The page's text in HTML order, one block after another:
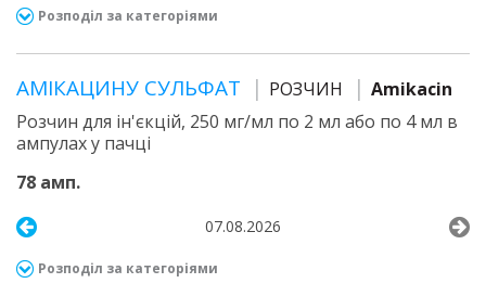
Розподіл за категоріями
АМІКАЦИНУ СУЛЬФАТ РОЗЧИН
Amikacin
Розчин для ін'єкцій, 250 мг/мл по 2 мл або по 4 мл в
ампулах у пачці
78 амп.
07.08.2026
Розподіл за категоріями